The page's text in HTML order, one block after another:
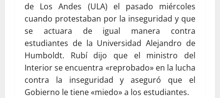
de Los Andes (ULA) el pasado miércoles
cuando protestaban por la inseguridad y que
se actuara de igual manera contra
estudiantes de la Universidad Alejandro de
Humboldt. Rubí dijo que el ministro del
Interior se encuentra «reprobado» en la lucha
contra la inseguridad y aseguró que el
Gobierno le tiene «miedo» a los estudiantes.